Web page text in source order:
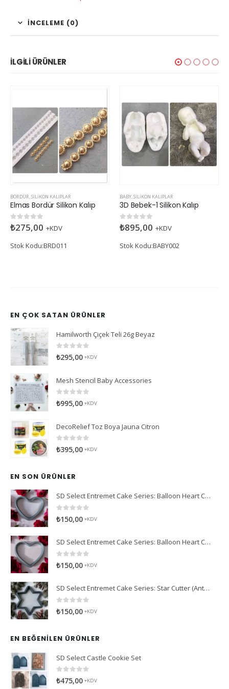
İNCELEME (0)
İLGILI ÜRÜNLER
BABY,SILIKON KALIPLAR
3D Bebek-1 Silikon Kalıp
05 üzerinden
₺895,00 +KDV
Stok Kodu:BABY002
BORDÜR,SILIKON KALIPLAR
05 üzerinden
₺575,00 +KDV
Stok Kodu:BRD001
EN ÇOK SATAN ÜRÜNLER
Hamilworth Çiçek Teli 26g Beyaz
0 5 üzerinden
₺295,00 +KDV
Mesh Stencil Baby Accessories
0 5 üzerinden
₺995,00 +KDV
DecoRelief Toz Boya Jauna Citron
05 üzerinden
₺395,00 +KDV
EN SON ÜRÜNLER
SD Select Entremet Cake Series: Balloon Heart Cutter Small Cutter (Antreme Pasta Serisi: Balon Kalp Kesici)
0 5 üzerinden
₺150,00 +KDV
SD Select Entremet Cake Series: Balloon Heart Cutter Cutter (Antreme Pasta Serisi: Balon Kalp Kesici)
0
₺150,00 +KDV
SD Select Entremet Cake Series: Star Cutter (Antreme Pasta Serisi: Yıldız Kesici)
0
₺150,00 +KDV
EN BEĞENILEN ÜRÜNLER
SD Select Castle Cookie Set
0 5 üzerinden
₺475,00 +KDV